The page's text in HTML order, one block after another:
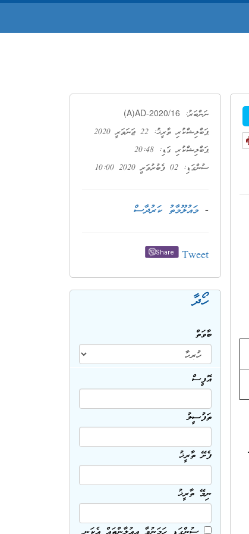
ނަންބަރު: (A)AD-2020/16
ޕަބްލިޝްކުރި ތާރީޚު: 22 ޖަނަވަރީ 2020
ޕަބްލިޝްކުރި ގަޑި: 20:48
ސުންގަޑި: 02 ފެބުރުވަރީ 2020 10:00
-މައުލޫމާތު ކަރުދާސް
Tweet
Share
ހޯދާ
ބާވަތް
އޮފީސް
ތަފުސީލު
ފެށޭ ތާރީޚު
ނިމޭ ތާރީޚު